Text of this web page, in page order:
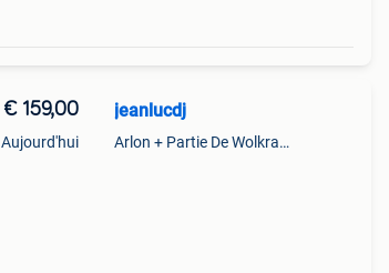
€ 159,00
Aujourd'hui
jeanlucdj
Arlon + Partie De Wolkrange